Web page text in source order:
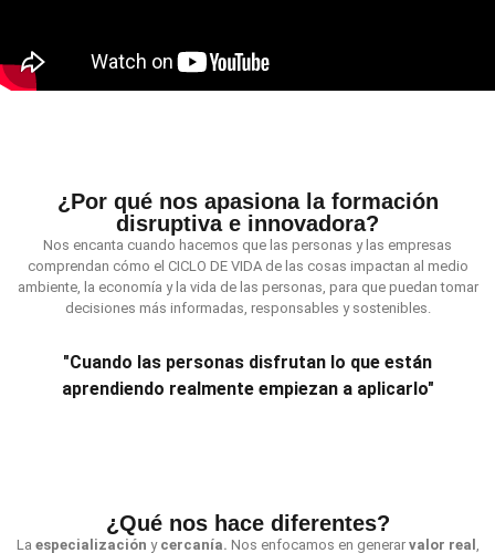
¿Por qué nos apasiona la formación
disruptiva e innovadora?
Nos encanta cuando hacemos que las personas y las empresas
comprendan cómo el CICLO DE VIDA de las cosas impactan al medio
ambiente, la economía y la vida de las personas, para que puedan tomar
decisiones más informadas, responsables y sostenibles.
"Cuando las personas disfrutan lo que están
aprendiendo realmente empiezan a aplicarlo"
¿Qué nos hace diferentes?
La especialización y cercanía. Nos enfocamos en generar valor real ,